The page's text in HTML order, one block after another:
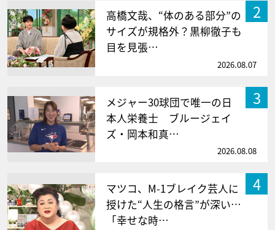
2
高橋文哉、“体のある部分”の
サイズが規格外？黒柳徹子も
目を見張…
2026.08.07
3
メジャー30球団で唯一の日
本人栄養士 ブルージェイ
ズ・岡本和真…
2026.08.08
4
マツコ、M-1ブレイク芸人に
授けた“人生の格言”が深い…
「幸せな時…